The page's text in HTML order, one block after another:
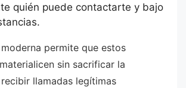
quién puede contactarte y bajo
permite que estos
sin sacrificar la
llamadas legítimas